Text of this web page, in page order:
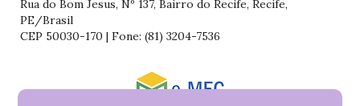
Rua do Bom Jesus, Nº 137, Bairro do Recife, Recife,
PE/Brasil
CEP 50030-170 | Fone: (81) 3204-7536